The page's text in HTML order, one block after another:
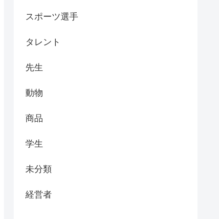
スポーツ選手
タレント
先生
動物
商品
学生
未分類
経営者